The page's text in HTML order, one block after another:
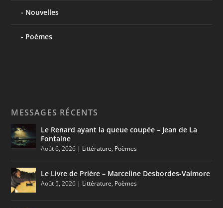
Nouvelles
Poèmes
MESSAGES RÉCENTS
Le Renard ayant la queue coupée – Jean de La
Fontaine
Août 6, 2026 | Littérature, Poèmes
Le Livre de Prière – Marceline Desbordes-Valmore
Août 5, 2026 | Littérature, Poèmes